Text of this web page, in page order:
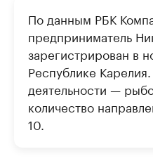
По данным РБК
предприниматель
зарегистрирован в
Республике
деятельности —
количество
10.